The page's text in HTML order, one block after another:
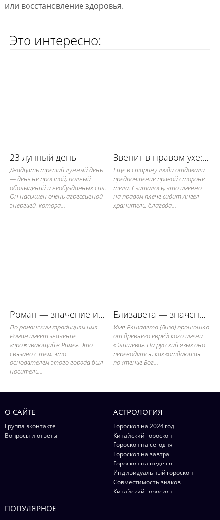
или восстановление здоровья.
Это интересно:
23 лунный день
Двадцать третий лунный день
— день не простой, полный
обольщений и необузданных сил.
Он насыщен очень агрессивной
энергией, котора...
Звенит в правом ухе: примета
Еще в старину люди отдавали
предпочтение правой стороне
тела. Считалось, что именно
на правом плече сидит Ангел-
хранитель, благода...
Роман — значение имени, его судьба и характер
По романским традициям имя
Роман имеет значение
«проживающий в Риме». Это
связано с тем, что
основателем этого города был
носитель...
Елизавета — значение имени, его судьба и характер
Имя Елизавета (Лиза) произошло
от древнего еврейского имени
«Элишева». На русский язык оно
переводится, как «отдающая
почтение Бог...
О САЙТЕ
Группа вконтакте
Вопросы и ответы
АСТРОЛОГИЯ
Гороскоп на 2024 год
Китайский гороскоп
Гороскоп на сегодня
Гороскоп на завтра
Гороскоп на неделю
Индивидуальный гороскоп
Совместимость знаков
Китайский гороскоп
ПОПУЛЯРНОЕ